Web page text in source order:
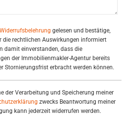
Widerrufsbelehrung gelesen und bestätige,
die rechtlichen Auswirkungen informiert
damit einverstanden, dass die
der Immobilienmakler-Agentur bereits
Stornierungsfrist erbracht werden können.
der Verarbeitung und Speicherung meiner
zwecks Beantwortung meiner
kann jederzeit widerrufen werden.